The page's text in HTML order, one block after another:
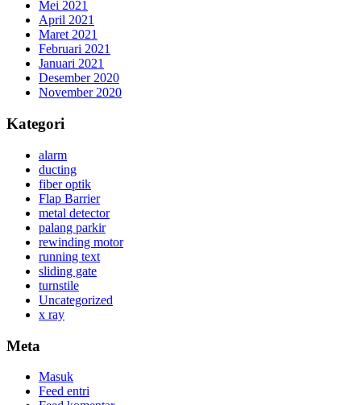
Mei 2021
April 2021
Maret 2021
Februari 2021
Januari 2021
Desember 2020
November 2020
Kategori
alarm
ducting
fiber optik
Flap Barrier
metal detector
palang parkir
rewinding motor
running text
sliding gate
turnstile
Uncategorized
x ray
Meta
Masuk
Feed entri